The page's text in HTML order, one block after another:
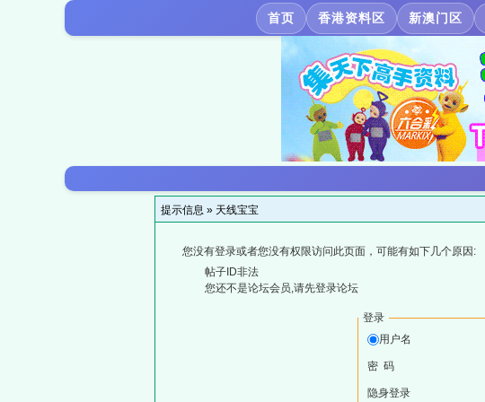
首页 香港资料区 新澳门区
提示信息 » 天线宝宝
您没有登录或者您没有权限访问此页面，可能有如下几个原因:
帖子ID非法
您还不是论坛会员,请先登录论坛
登录
用户名
密 码
隐身登录